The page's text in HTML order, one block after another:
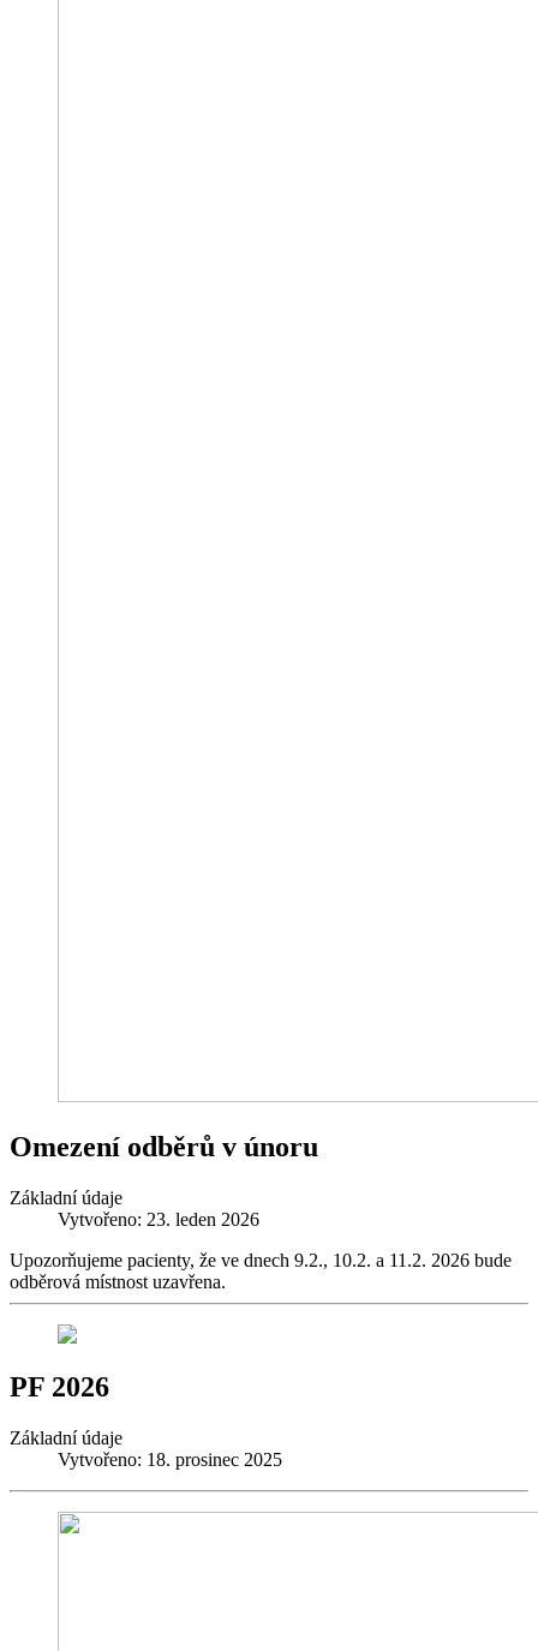
Omezení odběrů v únoru
Základní údaje
Vytvořeno: 23. leden 2026
Upozorňujeme pacienty, že ve dnech 9.2., 10.2. a 11.2. 2026 bude
odběrová místnost uzavřena.
PF 2026
Základní údaje
Vytvořeno: 18. prosinec 2025